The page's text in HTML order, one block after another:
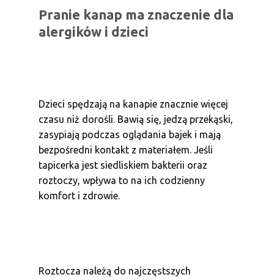
Pranie kanap ma znaczenie dla
alergików i dzieci
Dzieci spędzają na kanapie znacznie więcej
czasu niż dorośli. Bawią się, jedzą przekąski,
zasypiają podczas oglądania bajek i mają
bezpośredni kontakt z materiałem. Jeśli
tapicerka jest siedliskiem bakterii oraz
roztoczy, wpływa to na ich codzienny
komfort i zdrowie.
Roztocza należą do najczęstszych